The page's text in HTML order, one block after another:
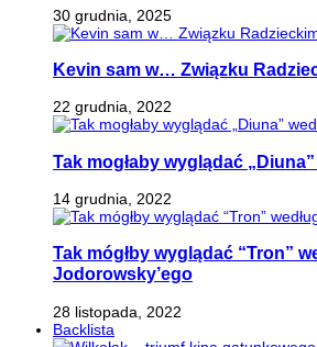
30 grudnia, 2025
Kevin sam w… Związku
22 grudnia, 2022
Tak mogłaby wyglądać
14 grudnia, 2022
Tak mógłby wyglądać “Tron”
Jodorowsky’ego
28 listopada, 2022
Backlista